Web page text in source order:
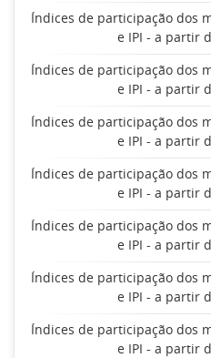
Índices de participação dos
e IPI - a partir
Índices de participação dos
e IPI - a partir
Índices de participação dos
e IPI - a partir
Índices de participação dos
e IPI - a partir
Índices de participação dos
e IPI - a partir
Índices de participação dos
e IPI - a partir
Índices de participação dos
e IPI - a partir